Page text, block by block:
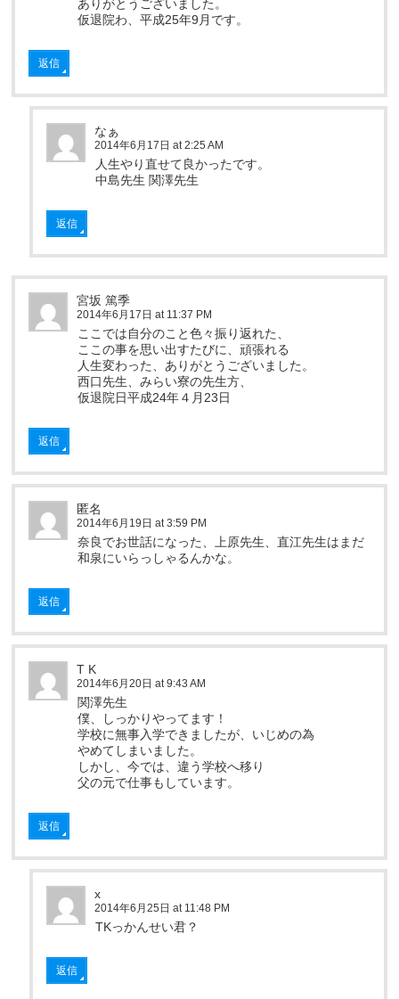
ありがとうございました。
仮退院わ、平成25年9月です。
返信
なぁ
2014年6月17日 at 2:25 AM
人生やり直せて良かったです。
中島先生 関澤先生
返信
宮坂 篤季
2014年6月17日 at 11:37 PM
ここでは自分のこと色々振り返れた、
ここの事を思い出すたびに、頑張れる
人生変わった、ありがとうございました。
西口先生、みらい寮の先生方、
仮退院日平成24年４月23日
返信
匿名
2014年6月19日 at 3:59 PM
奈良でお世話になった、上原先生、直江先生はまだ
和泉にいらっしゃるんかな。
返信
T K
2014年6月20日 at 9:43 AM
関澤先生
僕、しっかりやってます！
学校に無事入学できましたが、いじめの為
やめてしまいました。
しかし、今では、違う学校へ移り
父の元で仕事もしています。
返信
x
2014年6月25日 at 11:48 PM
TKっかんせい君？
返信